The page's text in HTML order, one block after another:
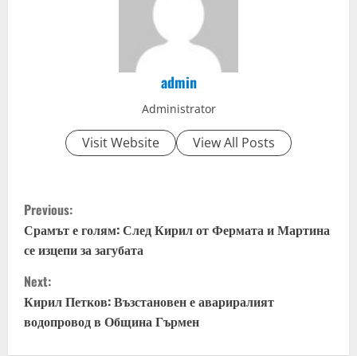
admin
Administrator
Visit Website View All Posts
C
o
n
t
i
Previous:
Срамът е голям: След Кирил от Фермата и Мартина
се изцепи за загубата
Next:
Кирил Петков: Възстановен е авариралият
водопровод в Община Гърмен